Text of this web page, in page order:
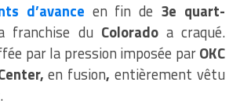
d’avance en fin de 3e quart-
franchise du Coloradoa craqué.
par la pression imposée parOKC
en fusion, entièrement vêtu